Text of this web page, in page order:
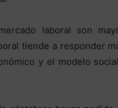
laboral son
tiende a responder
y el modelo